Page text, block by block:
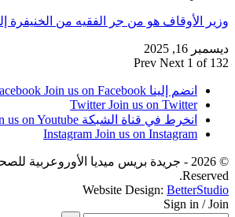
وزير الأوقاف هو من جر الفقيه من الخنيفرة
ديسمبر 16, 2025
Prev Next 1 of 132
انضم إلينا Facebook Join us on Facebook
Twitter Join us on Twitter
انخرط في قناة الشبكة us on Youtube
Instagram Join us on Instagram
Reserved.
Website Design: BetterStudio
Sign in / Join